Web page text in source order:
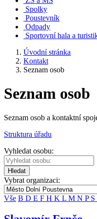
Spolky
Poustevník
Odpady
Sportovní hala a
Úvodní stránka
Kontakt
Seznam osob
Seznam osob
Seznam osob a kontaktní
Struktura úřadu
Vyhledat osobu:
Hledat
Vybrat organizaci:
Vše B D E F H K L M N P S